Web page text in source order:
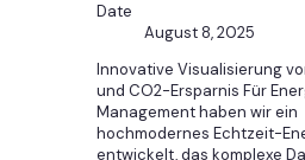
Date
August 8, 2025
Innovative Visualisierung
und CO2-Ersparnis Für
Management haben wir ein
hochmodernes Echtzeit-
entwickelt, das komplexe